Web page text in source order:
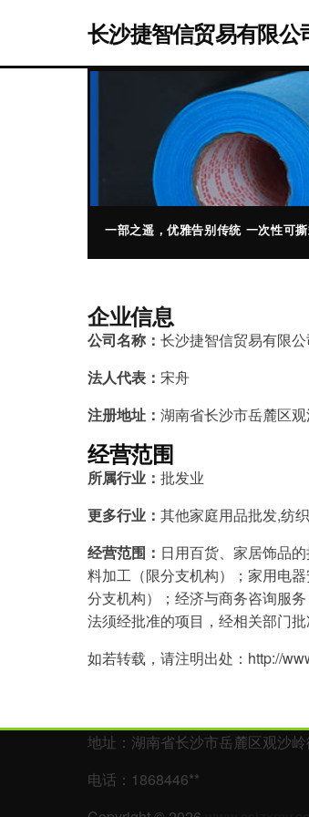
长沙捷智信贸易有限公
一部之遥，优雅告别传统 一次性可
企业信息
公司名称： 长沙捷智信贸易有限公
法人代表： 宋舟
注册地址： 湖南省长沙市岳麓区
经营范围
所属行业： 批发业
更多行业： 其他家庭用品批发,纺
经营范围： 日用百货、家居饰品
料加工（限分支机构）；家用电
分支机构）；经济与商务咨询服
法须经批准的项目，经相关部门批
如若转载，请注明出处：http://
地址：湖南省长沙市岳麓区观沙
电话：1868446**